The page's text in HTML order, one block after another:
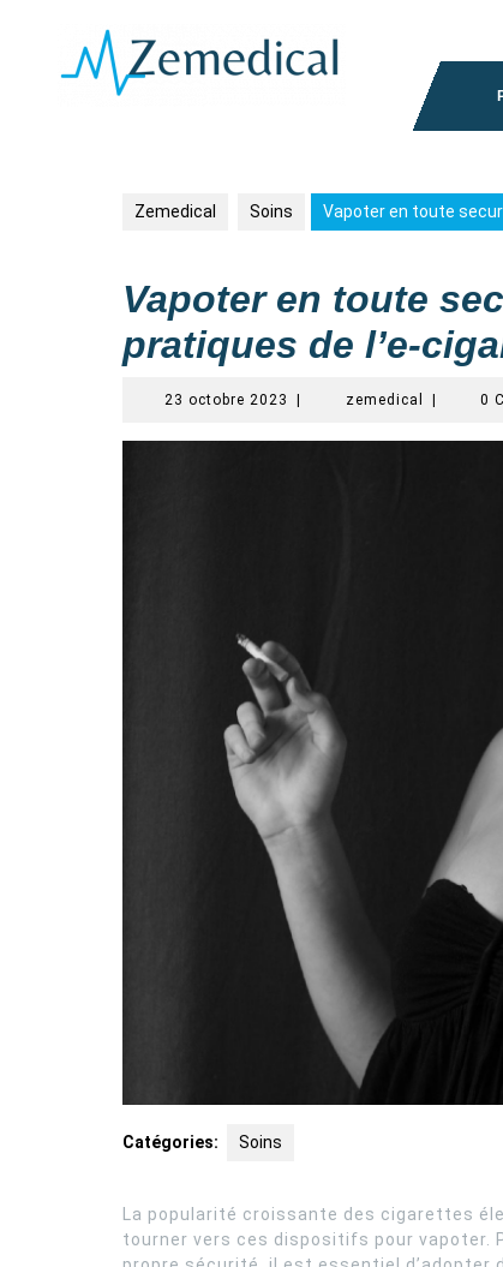
Zemedical Soins Vapoter en toute
Vapoter en toute
pratiques de l’e-
23 octobre 2023 23
2023
zemedical zemedical
0
Catégories: Soins
La popularité croissante des cigarettes
tourner vers ces dispositifs pour vapoter.